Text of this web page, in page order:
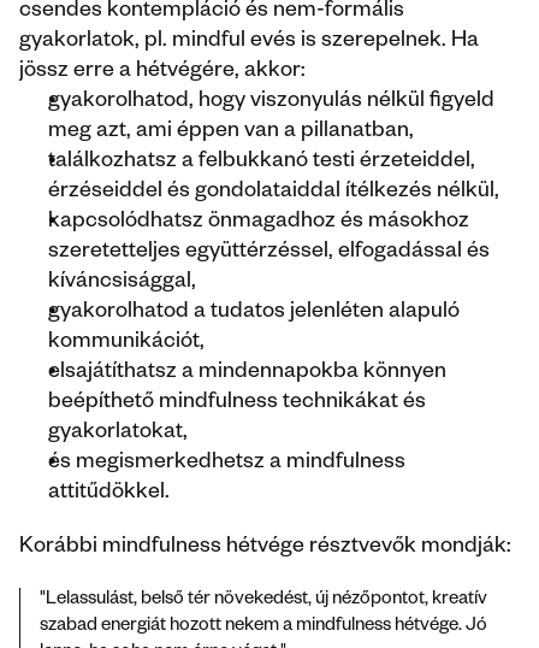
csendes kontempláció és nem-formális
gyakorlatok, pl. mindful evés is szerepelnek. Ha
jössz erre a hétvégére, akkor:
gyakorolhatod, hogy viszonyulás nélkül figyeld
meg azt, ami éppen van a pillanatban,
találkozhatsz a felbukkanó testi érzeteiddel,
érzéseiddel és gondolataiddal ítélkezés nélkül,
kapcsolódhatsz önmagadhoz és másokhoz
szeretetteljes együttérzéssel, elfogadással és
kíváncsisággal,
gyakorolhatod a tudatos jelenléten alapuló
kommunikációt,
elsajátíthatsz a mindennapokba könnyen
beépíthető mindfulness technikákat és
gyakorlatokat,
és megismerkedhetsz a mindfulness
attitűdökkel.
Korábbi mindfulness hétvége résztvevők mondják:
"Lelassulást, belső tér növekedést, új nézőpontot, kreatív
szabad energiát hozott nekem a mindfulness hétvége. Jó